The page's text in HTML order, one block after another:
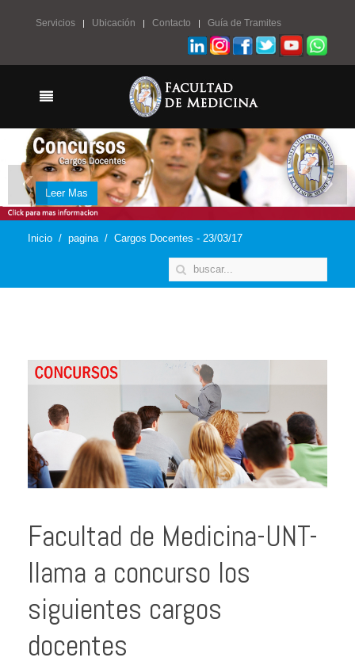
Servicios Ubicación Contacto Guía de Tramites
Leer Mas
Leer Mas
Leer Mas ›
‹
Inicio pagina Cargos Docentes - 23/03/17
Facultad de Medicina-UNT-
llama a concurso los
siguientes cargos
docentes